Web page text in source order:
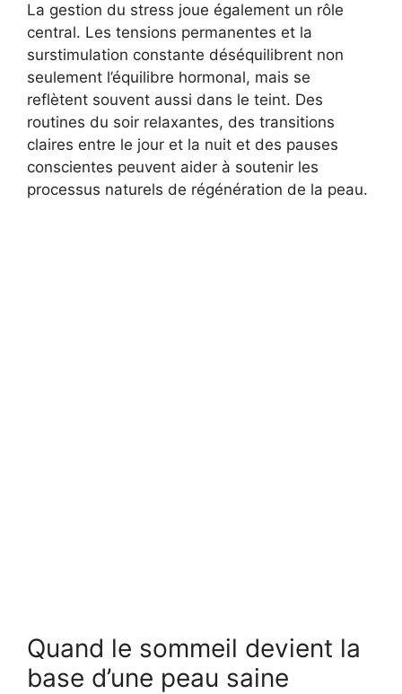
La gestion du stress joue également un rôle
central. Les tensions permanentes et la
surstimulation constante déséquilibrent non
seulement l’équilibre hormonal, mais se
reflètent souvent aussi dans le teint. Des
routines du soir relaxantes, des transitions
claires entre le jour et la nuit et des pauses
conscientes peuvent aider à soutenir les
processus naturels de régénération de la peau.
Quand le sommeil devient la
base d’une peau saine